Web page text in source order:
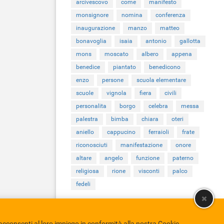
arcivescovo
come
manifesto
monsignore
nomina
conferenza
inaugurazione
manzo
matteo
bonavoglia
isaia antonio
gallotta
mons
moscato albero
appena
benedice
piantato
benedicono
enzo
persone
scuola elementare
scuole
vignola fiera
civili
personalita
borgo celebra
messa
palestra
bimba chiara
oteri
aniello
cappucino ferraioli
frate
riconosciuti
manifestazione
onore
altare
angelo funzione
paterno
religiosa
rione visconti
palco
fedeli